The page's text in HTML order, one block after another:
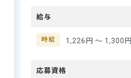
駅」より徒歩15分の当園に
中でのびのびと保育を楽しん
でいただけます。
給与
時給 1,226円 〜 1,300円
応募資格